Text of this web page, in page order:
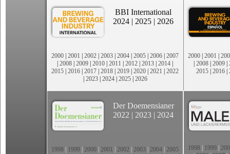
BBI International
2024 | 2025 | 2026
2000 | 2001 | 2002 | 2003 | 2004 | 2005 | 2006 | 2007
| 2008 | 2009 | 2010 | 2011 | 2012 | 2013 | 2014 |
2015 | 2016 | 2017 | 2018 | 2019 | 2020 | 2021 | 2022
| 2023| 2024| 2025| 2026
2000 | 2001 |
| 2008 | 2009 |
2015 | 2016 |
Der Doemensianer
2022 | 2023 | 2024
1998 1999 2000 2001 2002 2003 2004 2005
1998 1999